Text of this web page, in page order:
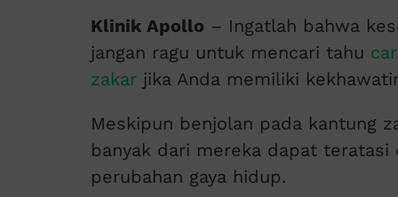
Klinik Apollo – Ingatlah bahwa
jangan ragu untuk mencari tahu
zakarjika Anda memiliki
Meskipun benjolan pada kantung
banyak dari mereka dapat
perubahan gaya hidup.